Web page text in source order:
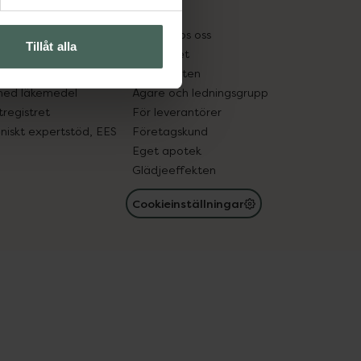
Tillåt alla
in gammal medicin
läkemedel
expertstöd, EES
Pressrum
Jobba hos oss
Hållbarhet
Samarbeten
Ägare och ledningsgrupp
För leverantörer
Företagskund
Eget apotek
Glädjeeffekten
Cookieinställningar